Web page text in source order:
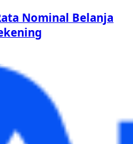
Nominal Belanja